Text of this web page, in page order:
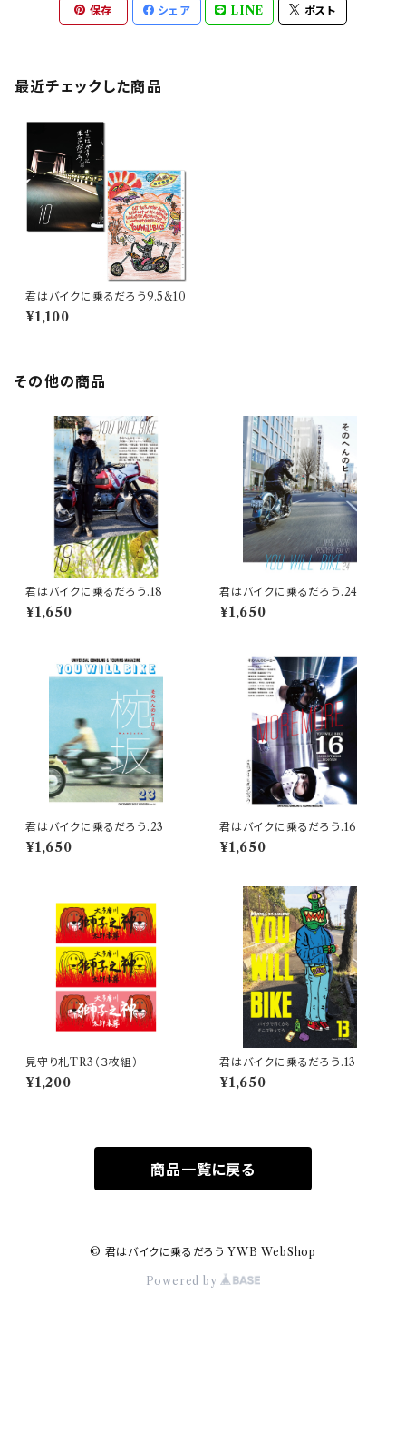
保存 シェア LINE ポスト
最近チェックした商品
君はバイクに乗るだろう9.5&10
¥1,100
その他の商品
君はバイクに乗るだろう.18
¥1,650
君はバイクに乗るだろう.24
¥1,650
君はバイクに乗るだろう.23
¥1,650
君はバイクに乗るだろう.16
¥1,650
見守り札TR3（３枚組）
¥1,200
君はバイクに乗るだろう.13
¥1,650
商品一覧に戻る
© 君はバイクに乗るだろう YWB WebShop
Powered by